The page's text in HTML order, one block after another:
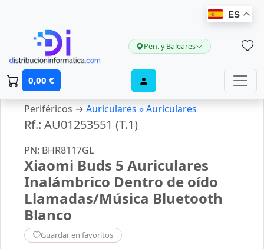
ES
Pen. y Baleares
0,00 €
Periféricos → Auriculares »Auriculares
Rf.: AU01253551 (T.1)
PN: BHR8117GL
Xiaomi Buds 5 Auriculares
Inalámbrico Dentro de oído
Llamadas/Música Bluetooth
Blanco
Guardar en favoritos